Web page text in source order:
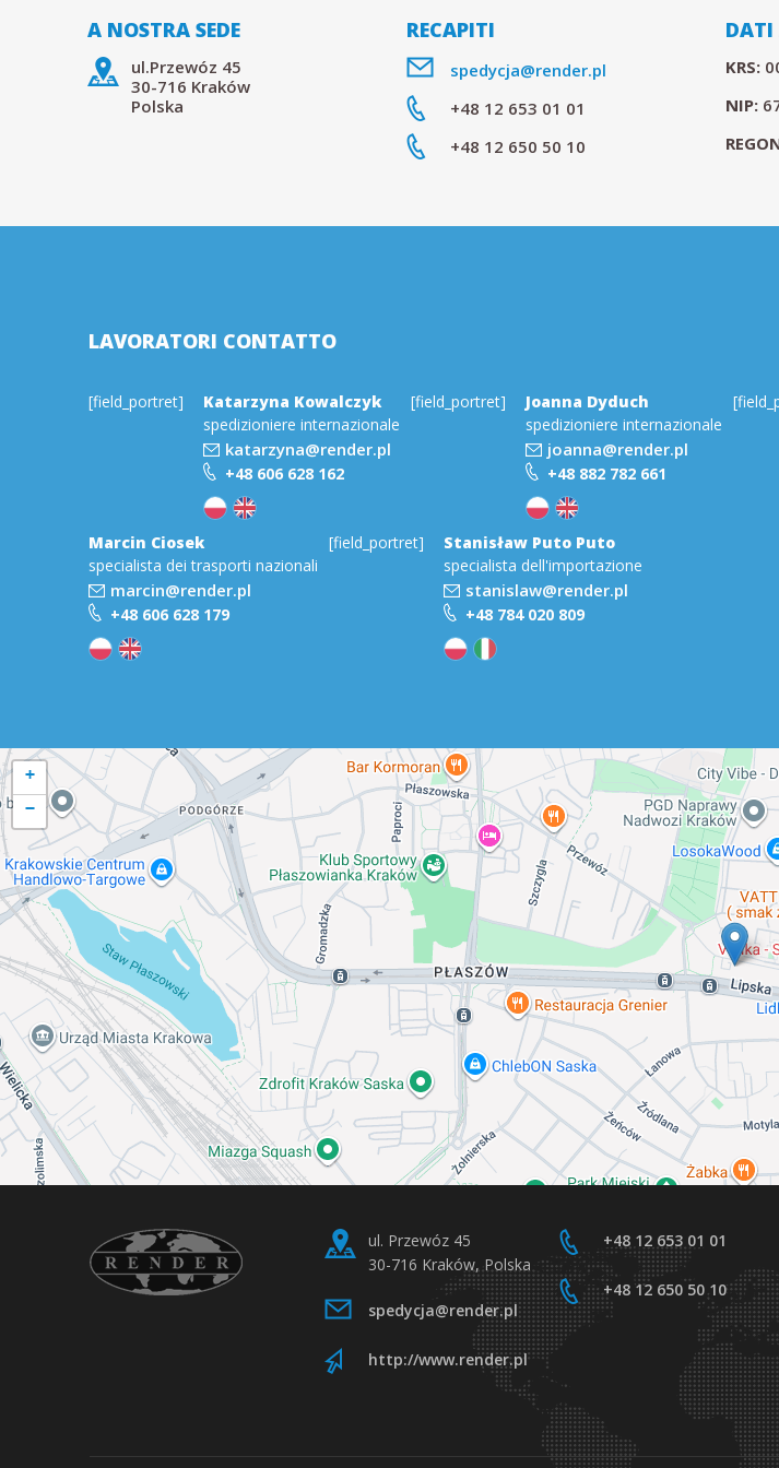
d
e
A NOSTRA SEDE
ul.Przewóz 45
30-716 Kraków
Polska
RECAPITI
spedycja@render.pl
+48 12 653 01 01
+48 12 650 50 10
DATI
KRS:
NIP:
LAVORATORI CONTATTO
[field_portret]
Katarzyna Kowalczyk
spedizioniere internazionale
katarzyna@render.pl
+48 606 628 162
[field_portret]
Joanna Dyduch
spedizioniere internazionale
joanna@render.pl
+48 882 782 661
Marcin Ciosek
specialista dei trasporti nazionali
marcin@render.pl
+48 606 628 179
[field_portret]
Stanisław Puto Puto
specialista dell'importazione
stanislaw@render.pl
+48 784 020 809
+
−
ul. Przewóz 45
30-716 Kraków, Polska
spedycja@render.pl
http://www.render.pl
+48 12 653 01 01
+48 12 650 50 10